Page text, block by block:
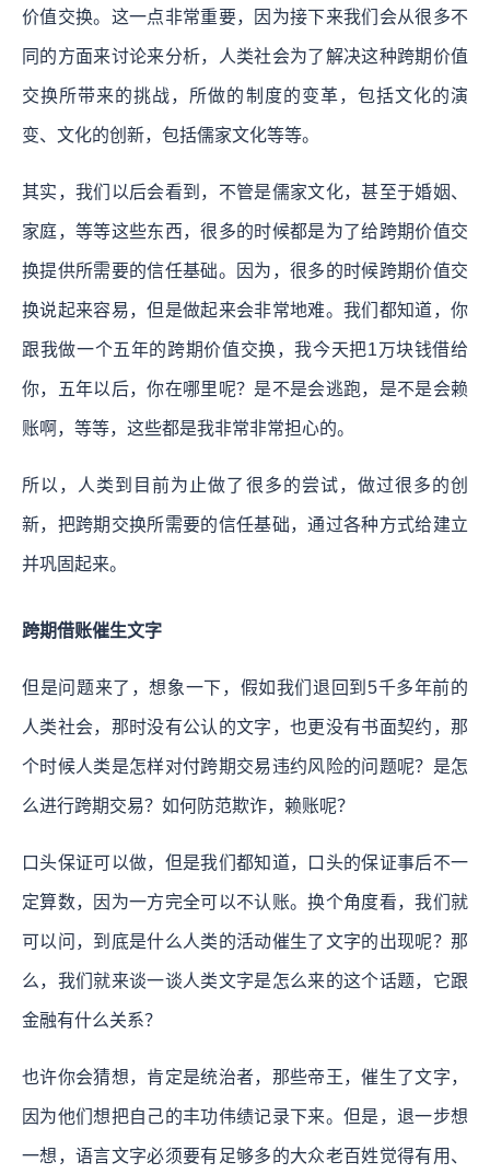
价值交换。这一点非常重要，因为接下来我们会从很多不
同的方面来讨论来分析，人类社会为了解决这种跨期价值
交换所带来的挑战，所做的制度的变革，包括文化的演
变、文化的创新，包括儒家文化等等。
其实，我们以后会看到，不管是儒家文化，甚至于婚姻、
家庭，等等这些东西，很多的时候都是为了给跨期价值交
换提供所需要的信任基础。因为，很多的时候跨期价值交
换说起来容易，但是做起来会非常地难。我们都知道，你
跟我做一个五年的跨期价值交换，我今天把1万块钱借给
你，五年以后，你在哪里呢？是不是会逃跑，是不是会赖
账啊，等等，这些都是我非常非常担心的。
所以，人类到目前为止做了很多的尝试，做过很多的创
新，把跨期交换所需要的信任基础，通过各种方式给建立
并巩固起来。
跨期借账催生文字
但是问题来了，想象一下，假如我们退回到5千多年前的
人类社会，那时没有公认的文字，也更没有书面契约，那
个时候人类是怎样对付跨期交易违约风险的问题呢？是怎
么进行跨期交易？如何防范欺诈，赖账呢？
口头保证可以做，但是我们都知道，口头的保证事后不一
定算数，因为一方完全可以不认账。换个角度看，我们就
可以问，到底是什么人类的活动催生了文字的出现呢？那
么，我们就来谈一谈人类文字是怎么来的这个话题，它跟
金融有什么关系？
也许你会猜想，肯定是统治者，那些帝王，催生了文字，
因为他们想把自己的丰功伟绩记录下来。但是，退一步想
一想，语言文字必须要有足够多的大众老百姓觉得有用、